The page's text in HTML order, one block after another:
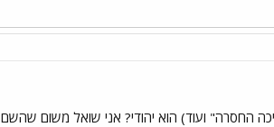
החסרה" ועוד) הוא יהודי? אני שואל משום שהשם